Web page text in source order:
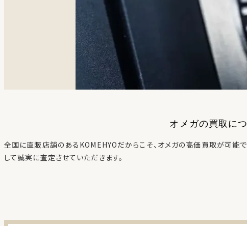
オメガの買取に
全国に直販店舗のあるKOMEHYOだからこそ、 オメガの高価買取が可能
して誠実に査定させていただきます。